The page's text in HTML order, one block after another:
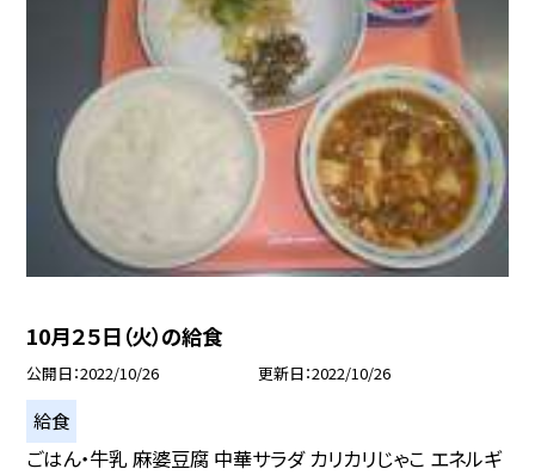
10月２５日（火）の給食
公開日 2022/10/26 更新日 2022/10/26
給食
ごはん・牛乳 麻婆豆腐 中華サラダ カリカリじゃこ エネルギ